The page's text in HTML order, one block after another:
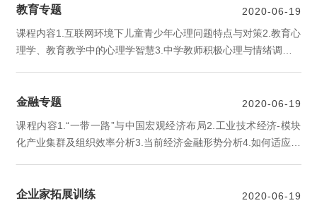
教育专题 2020-06-19
课程内容1.互联网环境下儿童青少年心理问题特点与对策2.教育心
理学、教育教学中的心理学智慧3.中学教师积极心理与情绪调节4.
绪调节8.教师的自我认知与发展9.信息化环境下教与学的变革实践
金融专题 2020-06-19
课程内容1.“一带一路”与中国宏观经济布局2.工业技术经济-模块
化产业集群及组织效率分析3.当前经济金融形势分析4.如何适应河
服务营销管理9.商业银行（支行）管理实战10.互联网金融下的银
企业家拓展训练 2020-06-19